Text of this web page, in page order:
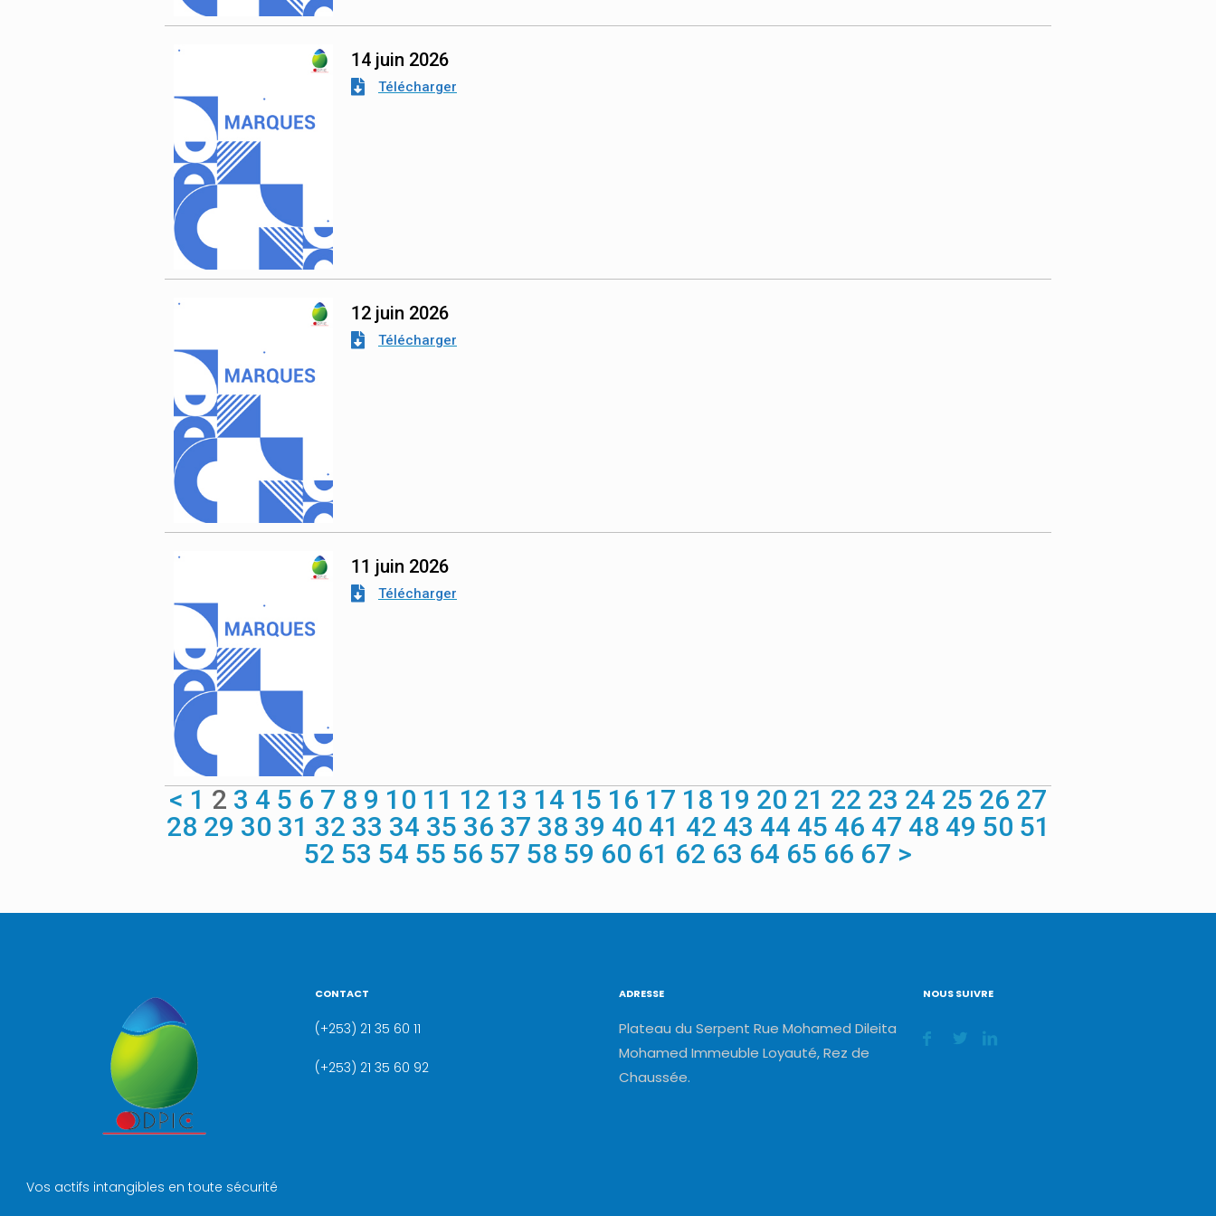
14 juin 2026
Télécharger
12 juin 2026
Télécharger
11 juin 2026
Télécharger
< 1 2 3 4 5 6 7 8 9 10 11 12 13 14 15 16 17 18 19 20 21 22 23 24 25 26 27
28 29 30 31 32 33 34 35 36 37 38 39 40 41 42 43 44 45 46 47 48 49 50 51
52 53 54 55 56 57 58 59 60 61 62 63 64 65 66 67 >
Vos actifs intangibles en toute sécurité
CONTACT
(+253) 21 35 60 11
(+253) 21 35 60 92
ADRESSE
Plateau du Serpent Rue Mohamed Dileita
Mohamed Immeuble Loyauté, Rez de
Chaussée.
NOUS SUIVRE